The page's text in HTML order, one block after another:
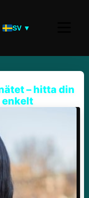
SV ▼
– hitta din
enkelt